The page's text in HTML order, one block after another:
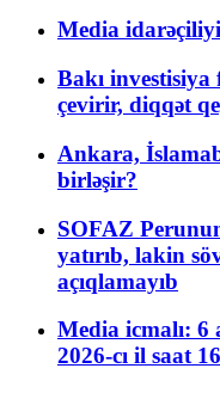
Media
Bakı
çevirir, diqqət
Ankara,
birləşir?
SOFAZ
yatırıb, lakin
açıqlamayıb
Media icmalı: 6
2026-cı il saat